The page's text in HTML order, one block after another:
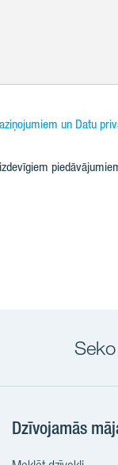
un Datu
Dzīvojamās